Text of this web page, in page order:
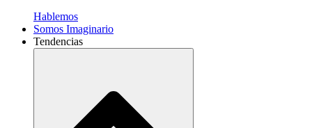
Hablemos
Somos Imaginario
Tendencias